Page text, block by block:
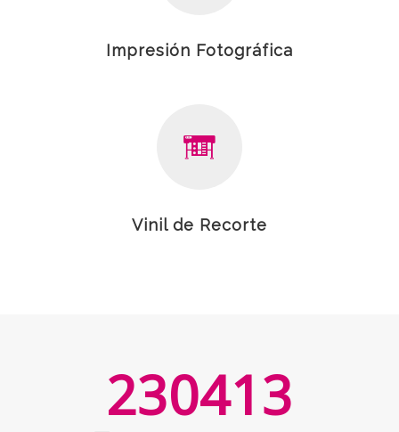
Impresión Fotográfica
Vinil de Recorte
230413